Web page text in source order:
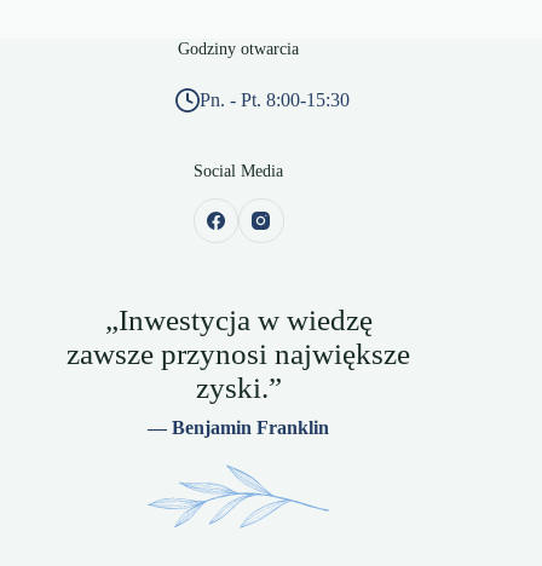
Godziny otwarcia
Pn. - Pt. 8:00-15:30
Social Media
„Inwestycja w wiedzę
zawsze przynosi największe
zyski.”
— Benjamin Franklin